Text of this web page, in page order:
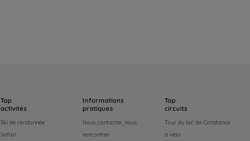
Top
activités
Ski de randonnée
Safari
Informations
pratiques
Nous contacter, nous
rencontrer
Top
circuits
Tour du lac de Constance
à vélo